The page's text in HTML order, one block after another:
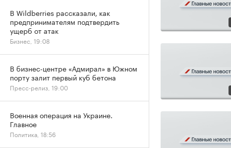
В Wildberries рассказали, как
предпринимателям подтвердить
ущерб от атак
Бизнес, 19:08
В бизнес-центре «Адмирал» в Южном
порту залит первый куб бетона
Пресс-релиз, 19:00
Военная операция на Украине.
Главное
Политика, 18:56